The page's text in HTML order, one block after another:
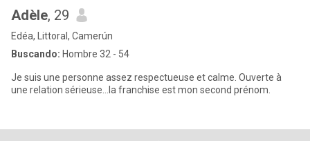
Adèle, 29
Edéa, Littoral, Camerún
Buscando: Hombre 32 - 54
Je suis une personne assez respectueuse et calme. Ouverte à
une relation sérieuse…la franchise est mon second prénom.